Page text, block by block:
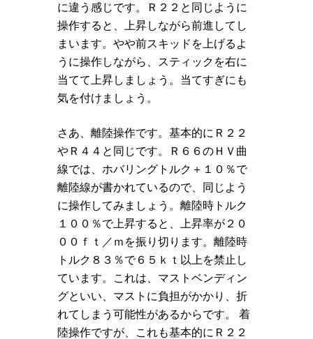
に違う感じです。Ｒ２２と同じように
操作すると、上昇しながら前進してし
まいます。やや前スキッドを上げるよ
うに操作しながら、スティックを右に
当てて上昇しましょう。当てすぎにも
気を付けましょう。
さあ、離陸操作です。基本的にＲ２２
やＲ４４と同じです。Ｒ６６のＨＶ曲
線では、ホバリングトルク＋１０％で
離陸線が書かれているので、同じよう
に操作してみましょう。離陸時トルク
１００％で上昇すると、上昇率が２０
００ｆｔ／ｍを振り切ります。離陸時
トルク８３％で６５ｋｔ以上を禁止し
ています。これは、マストベンディン
グといい、マストに負担がかかり、折
れてしまう可能性があるからです。 着
陸操作ですが、これも基本的にＲ２２